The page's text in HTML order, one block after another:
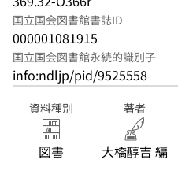
国立国会図書館書誌ID
000001081915
国立国会図書館永続的識別子
info:ndljp/pid/9525558
資料種別
図書
著者
大橋醇吉 編